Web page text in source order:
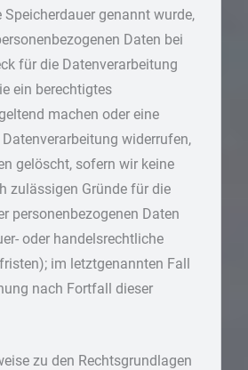
Speicherdauer genannt wurde,
Daten bei
für die Datenverarbeitung
ein berechtigtes
machen oder eine
widerrufen,
gelöscht, sofern wir keine
zulässigen Gründe für die
personenbezogenen Daten
oder handelsrechtliche
im letztgenannten Fall
nach Fortfall dieser
zu den Rechtsgrundlagen